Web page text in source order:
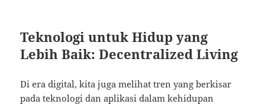
Teknologi untuk Hidup yang
Lebih Baik: Decentralized Living
Di era digital, kita juga melihat tren yang berkisar
pada teknologi dan aplikasi dalam kehidupan